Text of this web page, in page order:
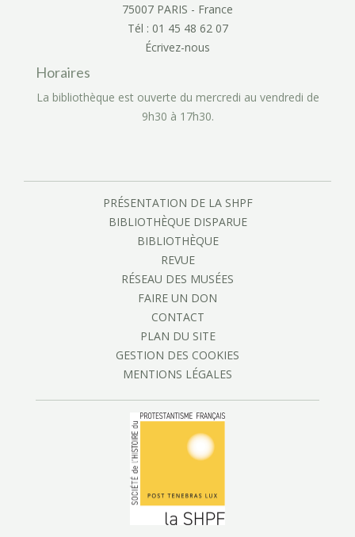
75007 PARIS - France
Tél : 01 45 48 62 07
Écrivez-nous
Horaires
La bibliothèque est ouverte du mercredi au vendredi de
9h30 à 17h30.
PRÉSENTATION DE LA SHPF
BIBLIOTHÈQUE DISPARUE
BIBLIOTHÈQUE
REVUE
RÉSEAU DES MUSÉES
FAIRE UN DON
CONTACT
PLAN DU SITE
GESTION DES COOKIES
MENTIONS LÉGALES